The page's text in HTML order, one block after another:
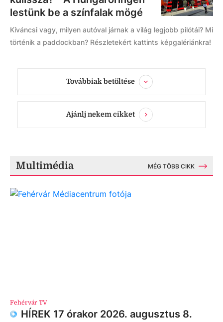
lestünk be a színfalak mögé
Kíváncsi vagy, milyen autóval járnak a világ legjobb pilótái? Mi
történik a paddockban? Részletekért kattints képgalériánkra!
Továbbiak betöltése
Ajánlj nekem cikket
Multimédia MÉG TÖBB CIKK
Fehérvár TV
HÍREK 17 órakor 2026. augusztus 8.